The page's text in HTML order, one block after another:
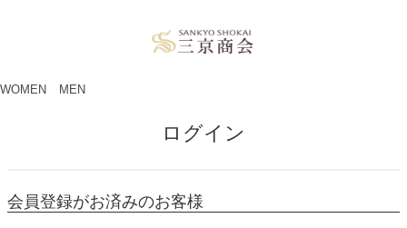
WOMEN MEN
ログイン
会員登録がお済みのお客様